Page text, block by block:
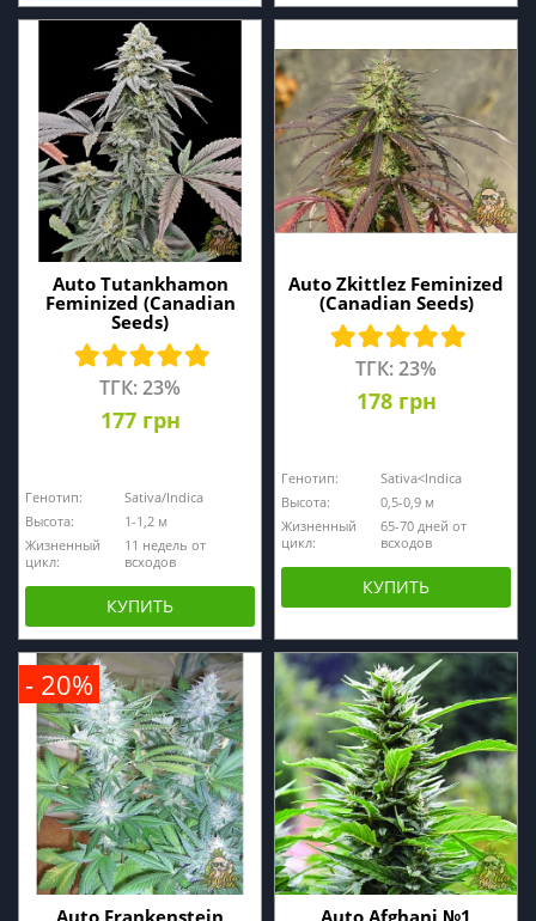
Auto Tutankhamon
Feminized (Canadian
Seeds)
ТГК: 23%
177 грн
Генотип:
Sativa/Indica
Высота:
1-1,2 м
Жизненный
цикл:
11 недель от
всходов
КУПИТЬ
Auto Zkittlez Feminized
(Canadian Seeds)
ТГК: 23%
178 грн
Генотип:
Sativa<Indica
Высота:
0,5-0,9 м
Жизненный
цикл:
65-70 дней от
всходов
КУПИТЬ
Auto Frankenstein
- 20%
Auto Afghani №1